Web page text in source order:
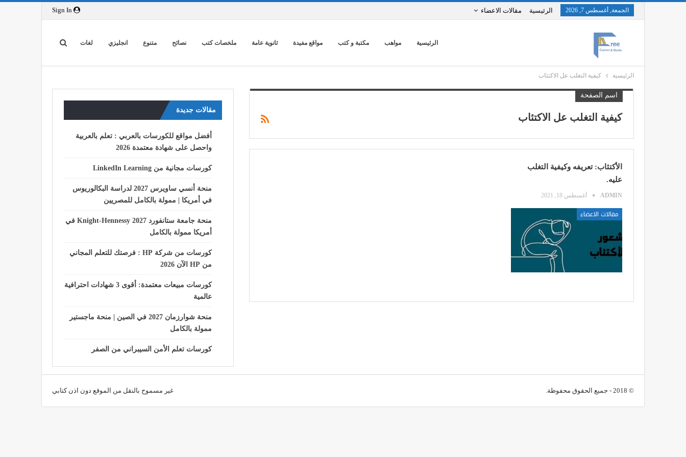
الجمعة, أغسطس 7, 2026 الرئيسية مقالات الاعضاء
الرئيسية مواهب مكتبة و كتب مواقع مفيدة ثانوية عامة ملخصات كتب نصائح متنوع انجليزي لغات
الرئيسية كيفية التغلب عل الاكتئاب
اسم الصفحة
كيفية التغلب عل الاكتئاب
الأكتئاب: تعريفه وكيفية التغلب
عليه.
ADMIN أغسطس 18, 2021
مقالات الاعضاء
مقالات جديدة
أفضل مواقع للكورسات بالعربي : تعلم بالعربية
واحصل على شهادة معتمدة 2026
كورسات مجانية من LinkedIn Learning
منحة أنسي ساويرس 2027 لدراسة البكالوريوس
في أمريكا | ممولة بالكامل للمصريين
منحة جامعة ستانفورد Knight-Hennessy 2027 في
أمريكا ممولة بالكامل
كورسات من شركة HP : فرصتك للتعلم المجاني
من HP الآن 2026
كورسات مبيعات معتمدة: أقوى 3 شهادات احترافية
عالمية
منحة شوارزمان 2027 في الصين | منحة ماجستير
ممولة بالكامل
كورسات تعلم الأمن السيبراني من الصفر
© 2018 - جميع الحقوق محفوظة. غير مسموح بالنقل من الموقع دون اذن كتابي